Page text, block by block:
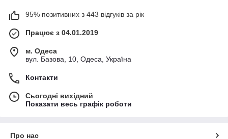
95% позитивних з 443 відгуків за рік
Працює з 04.01.2019
м. Одеса
вул. Базова, 10, Одеса, Україна
Контакти
Сьогодні вихідний
Показати весь графік роботи
Про нас